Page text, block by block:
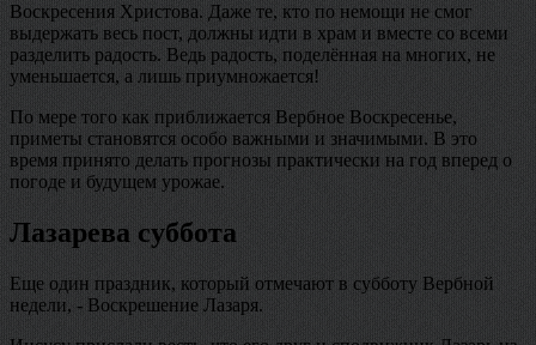
Воскресения Христова. Даже те, кто по немощи не смог
выдержать весь пост, должны идти в храм и вместе со всеми
разделить радость. Ведь радость, поделённая на многих, не
уменьшается, а лишь приумножается!
По мере того как приближается Вербное Воскресенье,
приметы становятся особо важными и значимыми. В это
время принято делать прогнозы практически на год вперед о
погоде и будущем урожае.
Лазарева суббота
Еще один праздник, который отмечают в субботу Вербной
недели, - Воскрешение Лазаря.